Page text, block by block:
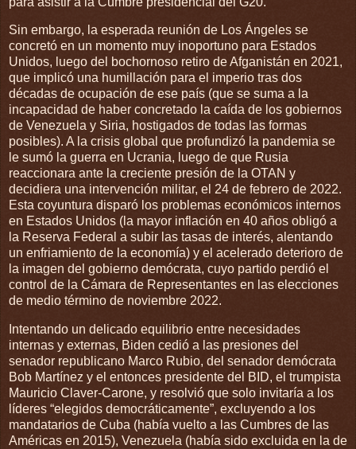
Sin embargo, la esperada reunión de Los Ángeles se
concretó en un momento muy inoportuno para Estados
Unidos, luego del bochornoso retiro de Afganistán en 2021,
que implicó una humillación para el imperio tras dos
décadas de ocupación de ese país (que se suma a la
incapacidad de haber concretado la caída de los gobiernos
de Venezuela y Siria, hostigados de todas las formas
posibles). A la crisis global que profundizó la pandemia se
le sumó la guerra en Ucrania, luego de que Rusia
reaccionara ante la creciente presión de la OTAN y
decidiera una intervención militar, el 24 de febrero de 2022.
Esta coyuntura disparó los problemas económicos internos
en Estados Unidos (la mayor inflación en 40 años obligó a
la Reserva Federal a subir las tasas de interés, alentando
un enfriamiento de la economía) y el acelerado deterioro de
la imagen del gobierno demócrata, cuyo partido perdió el
control de la Cámara de Representantes en las elecciones
de medio término de noviembre 2022.
Intentando un delicado equilibrio entre necesidades
internas y externas, Biden cedió a las presiones del
senador republicano Marco Rubio, del senador demócrata
Bob Martínez y el entonces presidente del BID, el trumpista
Mauricio Claver-Carone, y resolvió que solo invitaría a los
líderes “elegidos democráticamente”, excluyendo a los
mandatarios de Cuba (había vuelto a las Cumbres de las
Américas en 2015), Venezuela (había sido excluida en la de